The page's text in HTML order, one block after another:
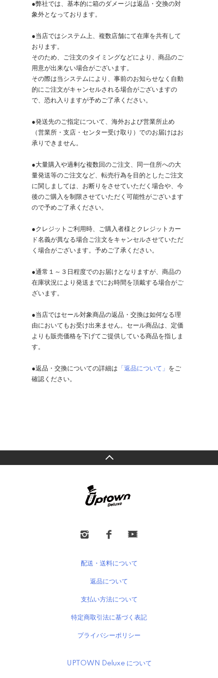
●弊社では、基本的に箱のダメージは返品・交換の対
象外となっております。
●当店ではシステム上、複数店舗にて在庫を共有して
おります。
そのため、ご注文のタイミングなどにより、商品のご
用意が出来ない場合がございます。
その際は当システムにより、事前のお知らせなく自動
的にご注文がキャンセルされる場合がございますの
で、恐れ入りますが予めご了承ください。
●発送先のご指定について、海外および営業所止め
（営業所・支店・センター受け取り）でのお届けはお
承りできません。
●大量購入や過剰な複数回のご注文、同一住所への大
量発送等のご注文など、転売行為を目的としたご注文
に関しましては、お断りをさせていただく場合や、今
後のご購入を制限させていただく可能性がございます
ので予めご了承ください。
●クレジットご利用時、ご購入者様とクレジットカー
ド名義が異なる場合ご注文をキャンセルさせていただ
く場合がございます。予めご了承ください。
●通常１～３日程度でのお届けとなりますが、商品の
在庫状況により発送までにお時間を頂戴する場合がご
ざいます。
●当店ではセール対象商品の返品・交換は如何なる理
由においてもお受け出来ません。セール商品は、定価
よりも販売価格を下げてご提供している商品を指しま
す。
●返品・交換についての詳細は 「返品について」 をご
確認ください。
配送・送料について
返品について
支払い方法について
特定商取引法に基づく表記
プライバシーポリシー
UPTOWN Deluxe について